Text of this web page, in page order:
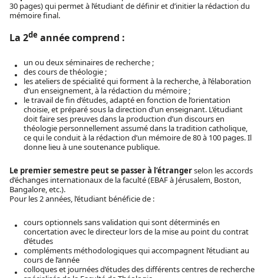
30 pages) qui permet à l’étudiant de définir et d’initier la rédaction du
mémoire final.
La 2de année comprend :
un ou deux séminaires de recherche ;
des cours de théologie ;
les ateliers de spécialité qui forment à la recherche, à l’élaboration
d’un enseignement, à la rédaction du mémoire ;
le travail de fin d’études, adapté en fonction de l’orientation
choisie, et préparé sous la direction d’un enseignant. L’étudiant
doit faire ses preuves dans la production d’un discours en
théologie personnellement assumé dans la tradition catholique,
ce qui le conduit à la rédaction d’un mémoire de 80 à 100 pages. Il
donne lieu à une soutenance publique.
Le premier semestre peut se passer à l’étrangerselon les accords
d’échanges internationaux de la faculté (EBAF à Jérusalem, Boston,
Bangalore, etc.).
Pour les 2 années, l’étudiant bénéficie de :
cours optionnels sans validation qui sont déterminés en
concertation avec le directeur lors de la mise au point du contrat
d’études
compléments méthodologiques qui accompagnent l’étudiant au
cours de l’année
colloques et journées d’études des différents centres de recherche